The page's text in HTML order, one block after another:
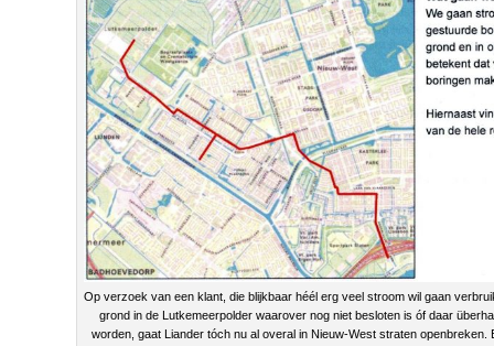
Op verzoek van een klant, die blijkbaar héél erg veel stroom wil gaan
grond in de Lutkemeerpolder waarover nog niet besloten is óf daar
worden, gaat Liander tóch nu al overal in Nieuw-West straten openbreken.